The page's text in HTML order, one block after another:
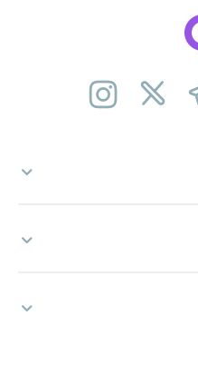
دانشگاهی فیزیوتراپی، صفحه
اگر قصد دارید با وظایف، محیط
صفحه شغل
شما می‌توانید رزومه‌ای